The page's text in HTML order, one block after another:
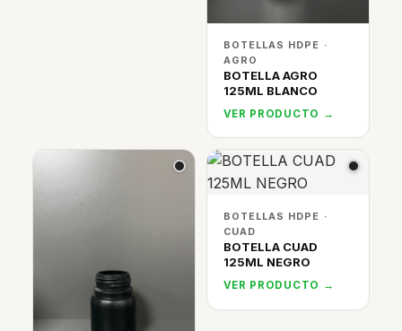
BOTELLAS HDPE ·
AGRO
BOTELLA AGRO
125ML BLANCO
VER PRODUCTO →
BOTELLAS HDPE ·
CUAD
BOTELLA CUAD
125ML NEGRO
VER PRODUCTO →